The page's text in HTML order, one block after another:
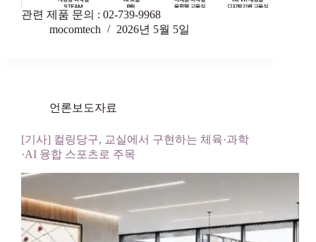
관련 제품 문의 : 02-739-9968
mocomtech
2026년 5월 5일
언론보도자료
[기사] 컬링당구, 교실에서 구현하는 체육·과학
·AI 융합 스포츠로 주목